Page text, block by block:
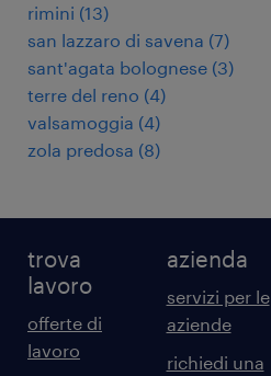
rimini (13)
san lazzaro di savena (7)
sant'agata bolognese (3)
terre del reno (4)
valsamoggia (4)
zola predosa (8)
trova
lavoro
offerte di
lavoro
azienda
servizi per le
aziende
richiedi una